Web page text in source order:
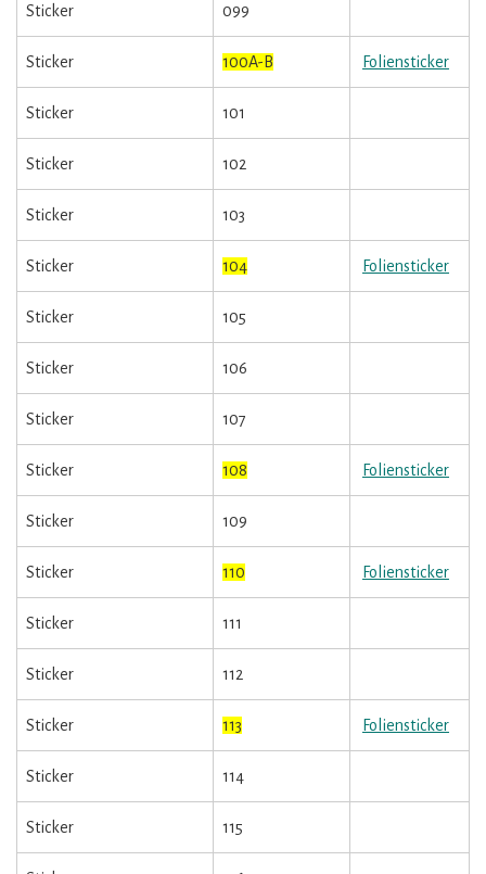
Sticker 099
Sticker 100A-B Foliensticker
Sticker 101
Sticker 102
Sticker 103
Sticker 104 Foliensticker
Sticker 105
Sticker 106
Sticker 107
Sticker 108 Foliensticker
Sticker 109
Sticker 110 Foliensticker
Sticker 111
Sticker 112
Sticker 113 Foliensticker
Sticker 114
Sticker 115